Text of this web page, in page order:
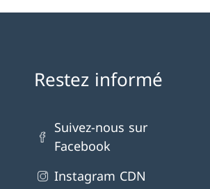
Restez informé
Suivez-nous sur
Facebook
Instagram CDN